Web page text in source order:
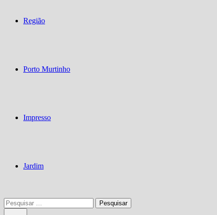
Região
Porto Murtinho
Impresso
Jardim
Pesquisar
por: